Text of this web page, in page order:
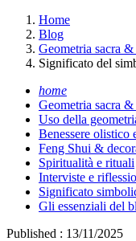
Home
Blog
Geometria sacra
Significato del
home
Geometria sacra
Uso della
Benessere olistico
Feng Shui &
Spiritualità e rituali
Interviste e
Significato
Gli essenziali del
Published : 13/11/2025